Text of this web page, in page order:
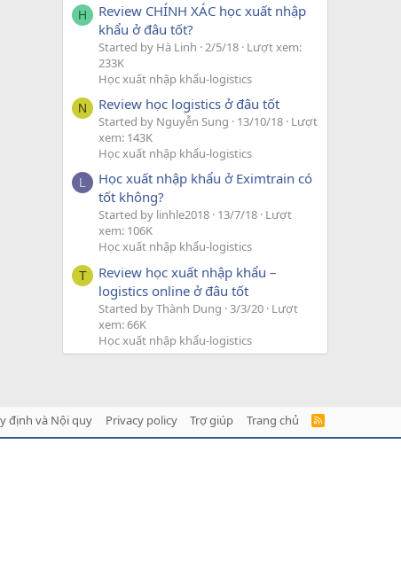
H
Review CHÍNH XÁC học xuất nhập
khẩu ở đâu tốt?
Started by Hà Linh 2/5/18 Lượt xem:
233K
Học xuất nhập khẩu-logistics
N Review học logistics ở đâu tốt
Started by Nguyễn Sung 13/10/18 Lượt
xem: 143K
Học xuất nhập khẩu-logistics
L
Học xuất nhập khẩu ở Eximtrain có
tốt không?
Started by linhle2018 13/7/18 Lượt
xem: 106K
Học xuất nhập khẩu-logistics
T
Review học xuất nhập khẩu –
logistics online ở đâu tốt
Started by Thành Dung 3/3/20 Lượt
xem: 66K
Học xuất nhập khẩu-logistics
định và Nội quy Privacy policy Trợ giúp Trang chủ
R